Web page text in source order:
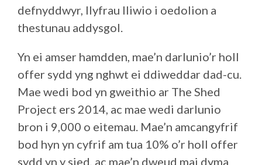
defnyddwyr, llyfrau lliwio i oedolion a
thestunau addysgol.
Yn ei amser hamdden, mae’n darlunio’r holl
offer sydd yng nghwt ei ddiweddar dad-cu.
Mae wedi bod yn gweithio ar The Shed
Project ers 2014, ac mae wedi darlunio
bron i 9,000 o eitemau. Mae’n amcangyfrif
bod hyn yn cyfrif am tua 10% o’r holl offer
sydd yn y sied, ac mae’n dweud mai dyma